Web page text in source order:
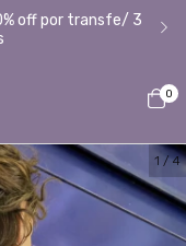
off por transfe/ 3
0
1 /4